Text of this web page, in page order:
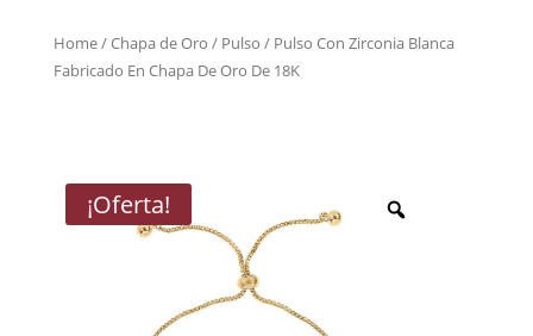
Home/Chapa de Oro / Pulso / Pulso Con Zirconia Blanca
Fabricado En Chapa De Oro De 18K
¡Oferta!